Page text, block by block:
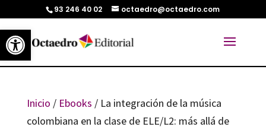
Abrir barra de herramientas
93 246 40 02 octaedro@octaedro.com
Inicio / Ebooks / La integración de la música
colombiana en la clase de ELE/L2: más allá de